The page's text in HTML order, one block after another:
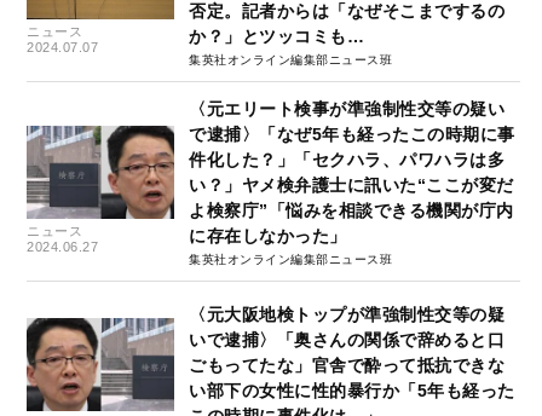
ニュース
2024.07.07
否定。記者からは「なぜそこまでするの
か？」とツッコミも…
集英社オンライン編集部ニュース班
ニュース
2024.06.27
〈元エリート検事が準強制性交等の疑い
で逮捕〉「なぜ5年も経ったこの時期に事
件化した？」「セクハラ、パワハラは多
い？」ヤメ検弁護士に訊いた“ここが変だ
よ検察庁”「悩みを相談できる機関が庁内
に存在しなかった」
集英社オンライン編集部ニュース班
〈元大阪地検トップが準強制性交等の疑
いで逮捕〉「奥さんの関係で辞めると口
ごもってたな」官舎で酔って抵抗できな
い部下の女性に性的暴行か「5年も経った